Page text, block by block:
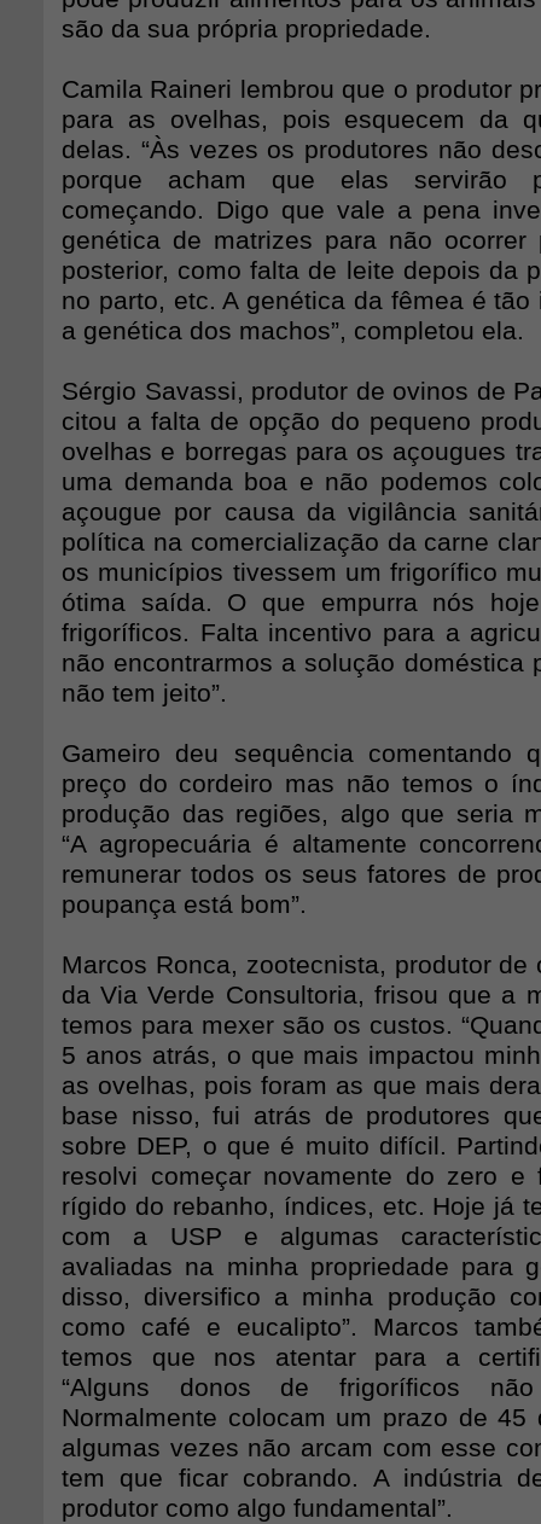
são da sua própria propriedade.
Camila Raineri lembrou que o produtor
para as ovelhas, pois esquecem da
delas. “Às vezes os produtores não
porque acham que elas servirão
começando. Digo que vale a pena
genética de matrizes para não ocorrer
posterior, como falta de leite depois da
no parto, etc. A genética da fêmea é tão
a genética dos machos”, completou ela.
Sérgio Savassi, produtor de ovinos de
citou a falta de opção do pequeno
ovelhas e borregas para os açougues
uma demanda boa e não podemos
açougue por causa da vigilância
política na comercialização da carne
os municípios tivessem um frigorífico
ótima saída. O que empurra nós
frigoríficos. Falta incentivo para a
não encontrarmos a solução doméstica
não tem jeito”.
Gameiro deu sequência comentando
preço do cordeiro mas não temos o
produção das regiões, algo que seria
“A agropecuária é altamente
remunerar todos os seus fatores de
poupança está bom”.
Marcos Ronca, zootecnista, produtor de
da Via Verde Consultoria, frisou que a
temos para mexer são os custos.
5 anos atrás, o que mais impactou
as ovelhas, pois foram as que mais
base nisso, fui atrás de produtores
sobre DEP, o que é muito difícil.
resolvi começar novamente do zero e
rígido do rebanho, índices, etc. Hoje já
com a USP e algumas
avaliadas na minha propriedade para
disso, diversifico a minha produção
como café e eucalipto”. Marcos
temos que nos atentar para a
“Alguns donos de frigoríficos
Normalmente colocam um prazo de 45
algumas vezes não arcam com esse
tem que ficar cobrando. A indústria
produtor como algo fundamental”.